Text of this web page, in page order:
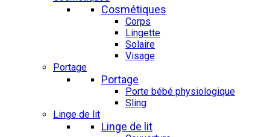
Cosmétiques
Corps
Lingette
Solaire
Visage
Portage
Portage
Porte bébé physiologique
Sling
Linge de lit
Linge de lit